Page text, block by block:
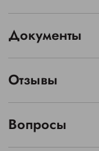
Документы
Отзывы
Вопросы